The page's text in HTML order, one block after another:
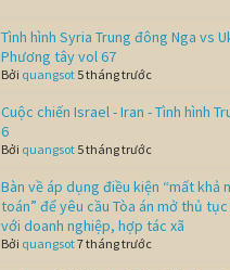
Tình hình Syria Trung đông Nga vs
Phương tây vol 67
Bởi quangsot 5 tháng trước
Cuộc chiến Israel - Iran - Tình hình
6
Bởi quangsot 5 tháng trước
Bàn về áp dụng điều kiện “mất khả
toán” để yêu cầu Tòa án mở thủ
với doanh nghiệp, hợp tác xã
Bởi quangsot7 tháng trước